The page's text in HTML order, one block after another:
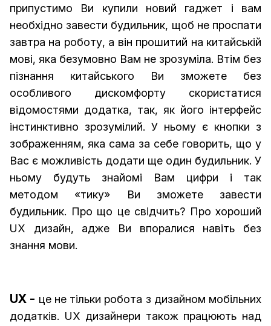
припустимо Ви купили новий гаджет і вам
необхідно завести будильник, щоб не проспати
завтра на роботу, а він прошитий на китайській
мові, яка безумовно Вам не зрозуміла. Втім без
пізнання китайського Ви зможете без
особливого дискомфорту скористатися
відомостями додатка, так, як його інтерфейс
інстинктивно зрозумілий. У ньому є кнопки з
зображенням, яка сама за себе говорить, що у
Вас є можливість додати ще один будильник. У
ньому будуть знайомі Вам цифри і так
методом «тику» Ви зможете завести
будильник. Про що це свідчить? Про хороший
UX дизайн, адже Ви впоралися навіть без
знання мови.
UX - це не тільки робота з дизайном мобільних
додатків. UX дизайнери також працюють над